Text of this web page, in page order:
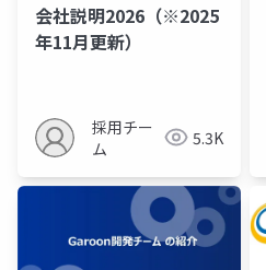
会社説明2026（※2025
年11月更新）
採用チー
ム
5.3K